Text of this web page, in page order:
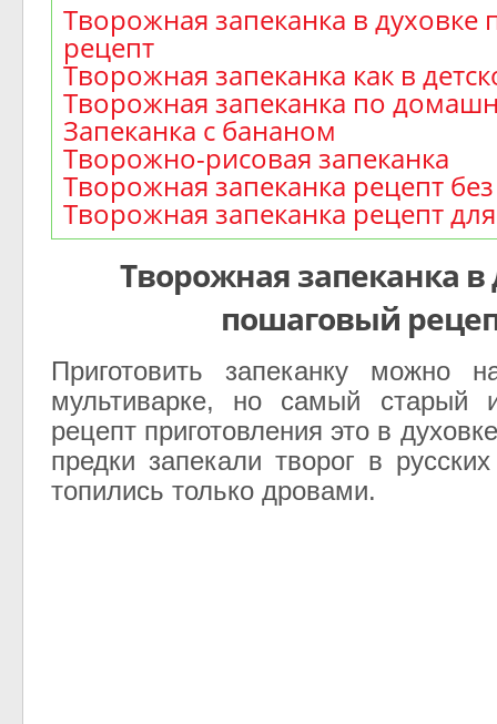
Творожная запеканка в
рецепт
Творожная запеканка как в
Творожная запеканка по
Запеканка с бананом
Творожно-рисовая запеканка
Творожная запеканка рецепт
Творожная запеканка рецепт
Творожная запеканка в
пошаговый
Приготовить запеканку можно
мультиварке, но самый старый
рецепт приготовления это в
предки запекали творог в
топились только дровами.